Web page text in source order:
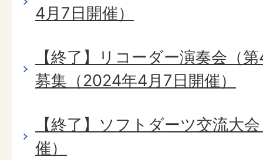
4月7日開催）
【終了】リコーダー演奏会（
募集（2024年4月7日開催）
【終了】ソフトダーツ交流大
催）